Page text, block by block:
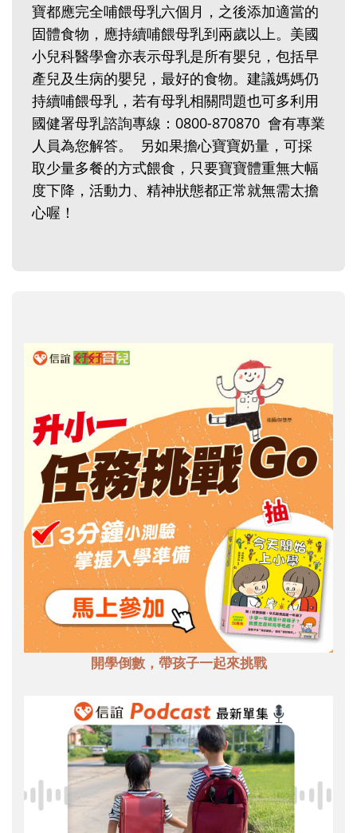
寶都應完全哺餵母乳六個月，之後添加適當的
固體食物，應持續哺餵母乳到兩歲以上。美國
小兒科醫學會亦表示母乳是所有嬰兒，包括早
產兒及生病的嬰兒，最好的食物。建議媽媽仍
持續哺餵母乳，若有母乳相關問題也可多利用
國健署母乳諮詢專線：0800-870870 會有專業
人員為您解答。 另如果擔心寶寶奶量，可採
取少量多餐的方式餵食，只要寶寶體重無大幅
度下降，活動力、精神狀態都正常就無需太擔
心喔！
開學倒數，帶孩子一起來挑戰